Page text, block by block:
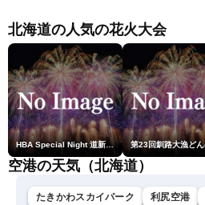
戒 〈ウェザーニュースLiVE
コーヒータイム・魚住茉由
／山口剛央〉
北海道の人気の花火大会
HBA Special Night 道新・秋華火（はなび）
空港の天気（北海道）
たきかわスカイパーク 利尻空港